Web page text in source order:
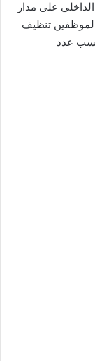
على مدار
تنظيف
عدد